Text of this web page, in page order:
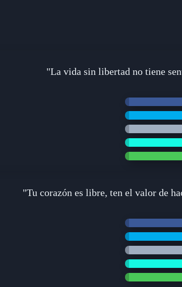
"La vida sin libertad no tiene
"Tu corazón es libre, ten el valor de